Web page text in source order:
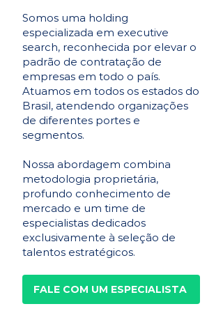
Somos uma holding
especializada em executive
search, reconhecida por elevar o
padrão de contratação de
empresas em todo o país.
Atuamos em todos os estados do
Brasil, atendendo organizações
de diferentes portes e
segmentos.
Nossa abordagem combina
metodologia proprietária,
profundo conhecimento de
mercado e um time de
especialistas dedicados
exclusivamente à seleção de
talentos estratégicos.
FALE COM UM ESPECIALISTA